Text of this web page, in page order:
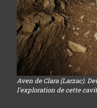
Aven de Clara (Larzac).
l'exploration de cette